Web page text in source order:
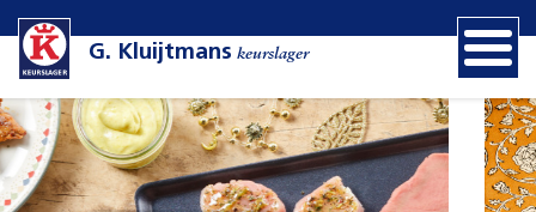
G. Kluijtmans keurslager